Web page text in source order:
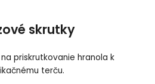
skrutky
priskrutkovanie hranola k
terču.